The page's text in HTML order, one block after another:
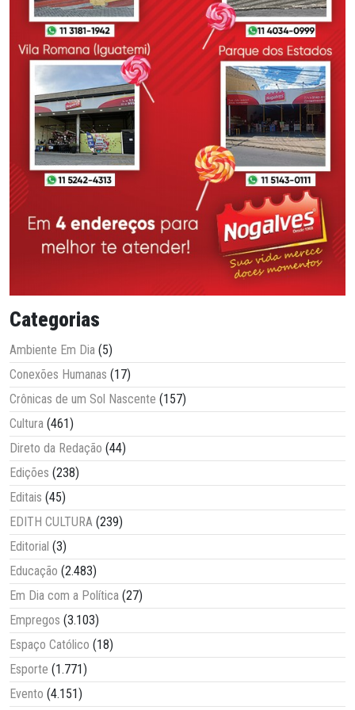
Categorias
Ambiente Em Dia (5)
Conexões Humanas (17)
Crônicas de um Sol Nascente (157)
Cultura (461)
Direto da Redação (44)
Edições (238)
Editais (45)
EDITH CULTURA (239)
Editorial (3)
Educação (2.483)
Em Dia com a Política (27)
Empregos (3.103)
Espaço Católico (18)
Esporte (1.771)
Evento (4.151)